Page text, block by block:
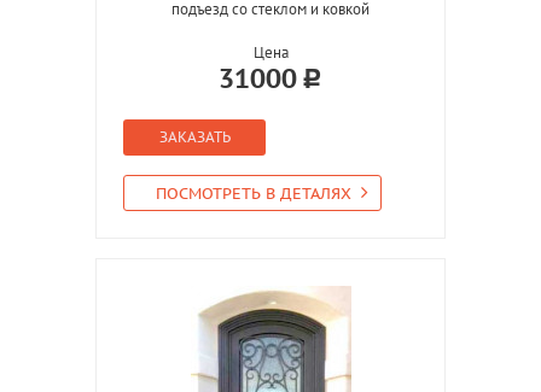
подъезд со стеклом и ковкой
Цена
31000
ЗАКАЗАТЬ
ПОСМОТРЕТЬ В ДЕТАЛЯХ